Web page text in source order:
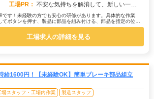
工場PR： 不安な気持ちを解消して、新しい一歩を踏み出してみませんか？株式会社京栄センターでは、経験や資格は一切問いません！未...
です！未経験の方でも安心の研修があります。具体的な作業
ボタンを押す、製品に部品を組み付ける、部品を指定の位置
か目視で確認...
工場求人の詳細を見る
給1600円！【未経験OK】簡単ブレーキ部品組立
場スタッフ・工場内作業
製造スタッフ